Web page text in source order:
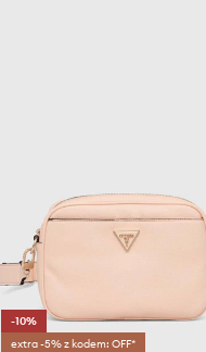
-10%
extra -5% z kodem: OFF*